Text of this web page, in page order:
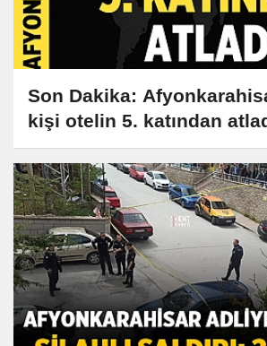
Son Dakika:
kişi otelin 5. katından